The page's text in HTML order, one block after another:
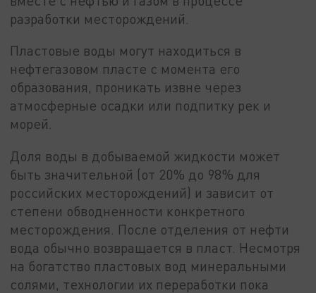
разработки месторождений.
Пластовые воды могут находиться в
нефтегазовом пласте с момента его
образования, проникать извне через
атмосферные осадки или подпитку рек и
морей.
Доля воды в добываемой жидкости может
быть значительной (от 20% до 98% для
российских месторождений) и зависит от
степени обводненности конкретного
месторождения. После отделения от нефти
вода обычно возвращается в пласт. Несмотря
на богатство пластовых вод минеральными
солями, технологии их переработки пока